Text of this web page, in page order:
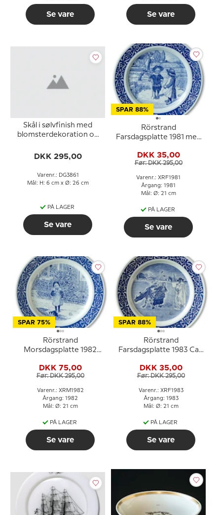
Se vare Se vare
Skål i sølvfinish med
blomsterdekoration og
DKK 295,00
Varenr.: DG3861
Mål: H: 6 cm x Ø: 26 cm
PÅ LAGER
Se vare
SPAR 88%
Rörstrand
Farsdagsplatte 1981 med
DKK 35,00
Før: DKK 295,00
Varenr.: XRF1981
Årgang: 1981
Mål: Ø: 21 cm
PÅ LAGER
Se vare
SPAR 75%
Rörstrand
Morsdagsplatte 1982
DKK 75,00
Før: DKK 295,00
Varenr.: XRM1982
Årgang: 1982
Mål: Ø: 21 cm
PÅ LAGER
Se vare
SPAR 88%
Rörstrand
Farsdagsplatte 1983 Carl
DKK 35,00
Før: DKK 295,00
Varenr.: XRF1983
Årgang: 1983
Mål: Ø: 21 cm
PÅ LAGER
Se vare